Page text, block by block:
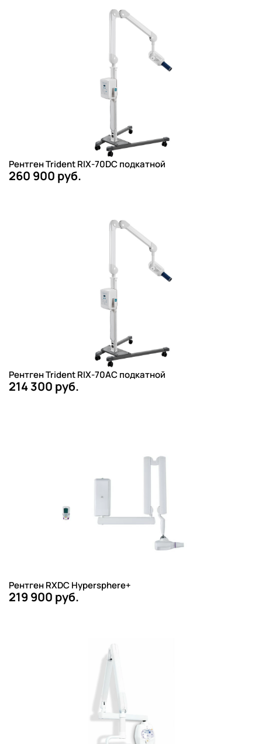
Рентген Trident RIX-70DC подкатной
260 900 руб.
Рентген Trident RIX-70AC подкатной
214 300 руб.
Рентген RXDC Hypersphere+
219 900 руб.